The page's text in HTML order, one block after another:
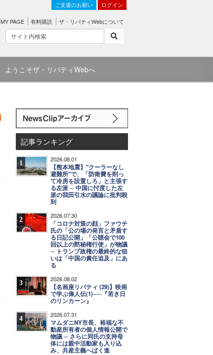
ご支援のお願い ログイン
MY PAGE 有料購読 ザ・リバティWebについて
ようこそザ・リバティWebへ
記事ランキング
1 2026.08.01
【熊本地震】"クーラーなし
避難所"で、「防衛費を削っ
て冷房を設置しろ」と主張す
る左派 ─ 中国に忖度した左
派の我田引水の議論に批判殺
到
2 2026.07.30
「コロナ対策の顔」ファウチ
氏の「公の場の発言と矛盾す
る日記公開」「公聴会で100
回以上の黙秘権行使」が物議
─ トランプ政権の最終的な狙
いは「中国の責任追及」にあ
る
3 2026.08.02
【名画座リバティ (29)】映画
で学ぶ偉人伝(1)──『若き日
のリンカーン』
4 2026.07.31
マムダニNY市長、裕福な不
動産所有者の個人情報公開で
物議 ─ さらに同氏の支持母
体には親中活動家も入り込
み、共産主義へばく進